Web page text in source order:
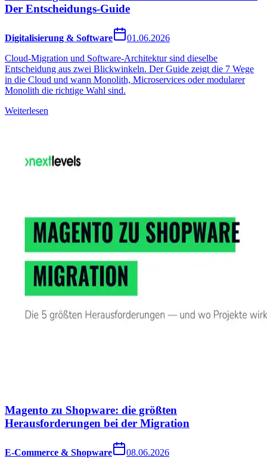
Der Entscheidungs-Guide
Digitalisierung & Software
01.06.2026
Cloud-Migration und Software-Architektur sind dieselbe
Entscheidung aus zwei Blickwinkeln. Der Guide zeigt die 7 Wege
in die Cloud und wann Monolith, Microservices oder modularer
Monolith die richtige Wahl sind.
Weiterlesen
Magento zu Shopware: die größten
Herausforderungen bei der Migration
E-Commerce & Shopware
08.06.2026